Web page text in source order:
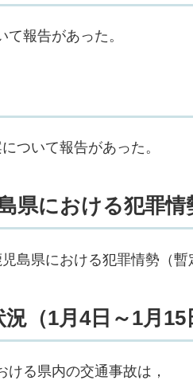
報告があった。
ついて報告があった。
県における犯罪情
島県における犯罪情勢（暫
（1月4日～1月15
る県内の交通事故は，